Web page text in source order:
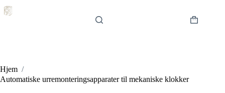
til
Hjem /
Automatiske urremonteringsapparater til mekaniske klokker